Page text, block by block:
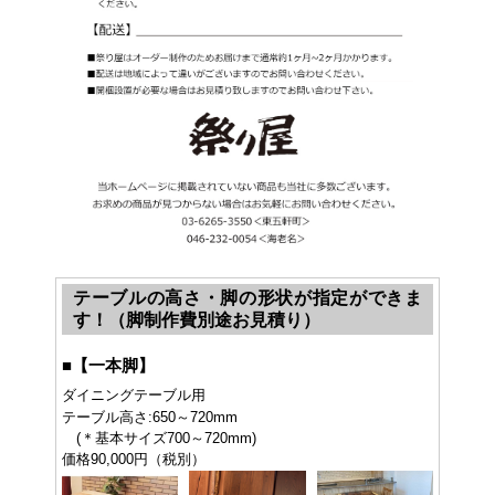
テーブルの高さ・脚の形状が指定ができま
す！（脚制作費別途お見積り）
■ 【一本脚】
ダイニングテーブル用
テーブル高さ:650～720mm
(＊基本サイズ700～720mm)
価格90,000円（税別）